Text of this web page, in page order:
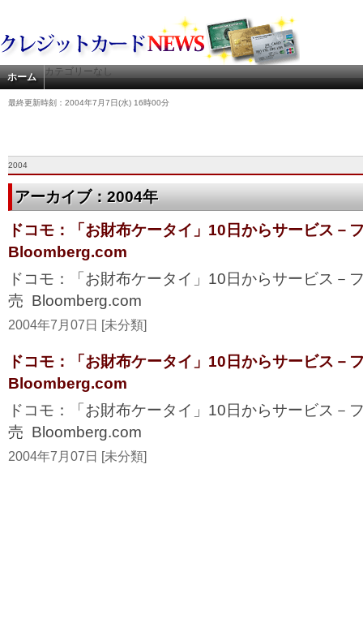
ホーム カテゴリーなし
最終更新時刻：2004年7月7日(水) 16時00分
2004
アーカイブ：2004年
ドコモ：「お財布ケータイ」10日からサービス－
Bloomberg.com
ドコモ：「お財布ケータイ」10日からサービス－
売 Bloomberg.com
2004年7月07日 [未分類]
ドコモ：「お財布ケータイ」10日からサービス－
Bloomberg.com
ドコモ：「お財布ケータイ」10日からサービス－
売 Bloomberg.com
2004年7月07日 [未分類]